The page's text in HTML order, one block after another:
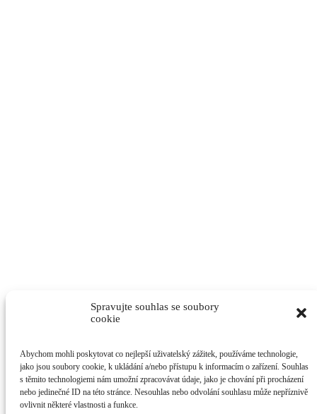
Spravujte souhlas se soubory
cookie
Abychom mohli poskytovat co nejlepší uživatelský zážitek, používáme technologie,
jako jsou soubory cookie, k ukládání a/nebo přístupu k informacím o zařízení. Souhlas
s těmito technologiemi nám umožní zpracovávat údaje, jako je chování při procházení
nebo jedinečné ID na této stránce. Nesouhlas nebo odvolání souhlasu může nepříznivě
ovlivnit některé vlastnosti a funkce.